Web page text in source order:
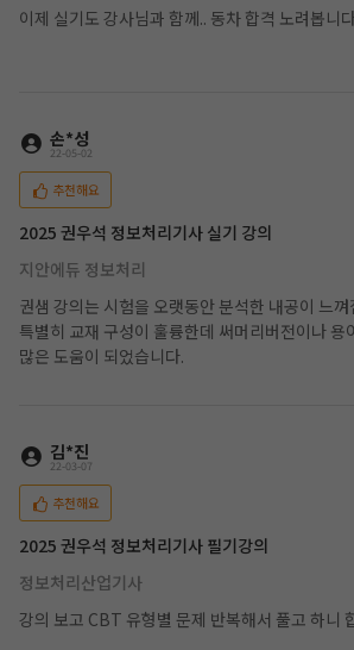
이제 실기도 강사님과 함께.. 동차 합격 노려봅니
손*성
22-05-02
추천해요
2025 권우석 정보처리기사 실기 강의
지안에듀 정보처리
권샘 강의는 시험을 오랫동안 분석한 내공이 느껴
특별히 교재 구성이 훌륭한데 써머리버전이나 용
많은 도움이 되었습니다.
김*진
22-03-07
추천해요
2025 권우석 정보처리기사 필기강의
정보처리산업기사
강의 보고 CBT 유형별 문제 반복해서 풀고 하니